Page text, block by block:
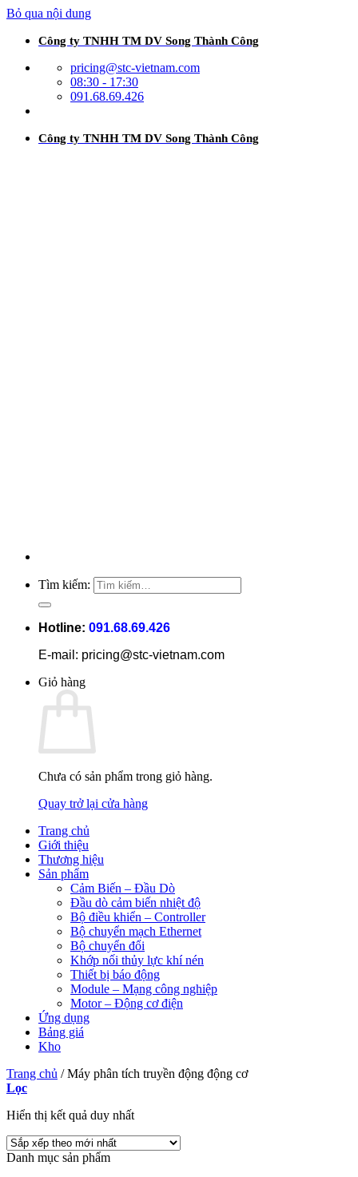
Bỏ qua nội dung
Công ty TNHH TM DV Song Thành Công
pricing@stc-vietnam.com
08:30 - 17:30
091.68.69.426
Công ty TNHH TM DV Song Thành Công
Tìm kiếm:
Hotline: 091.68.69.426
E-mail: pricing@stc-vietnam.com
Giỏ hàng
Chưa có sản phẩm trong giỏ hàng.
Quay trở lại cửa hàng
Trang chủ
Giới thiệu
Thương hiệu
Sản phẩm
Cảm Biến – Đầu Dò
Đầu dò cảm biến nhiệt độ
Bộ điều khiển – Controller
Bộ chuyển mạch Ethernet
Bộ chuyển đổi
Khớp nối thủy lực khí nén
Thiết bị báo động
Module – Mạng công nghiệp
Motor – Động cơ điện
Ứng dụng
Bảng giá
Kho
Trang chủ /Máy phân tích truyền động động cơ
Lọc
Hiển thị kết quả duy nhất
Danh mục sản phẩm